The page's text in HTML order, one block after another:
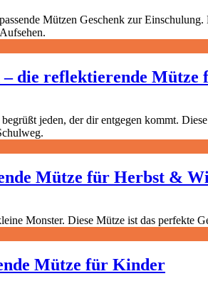
– die reflektierende
Mütze für Herbst &
Mütze für Kinder